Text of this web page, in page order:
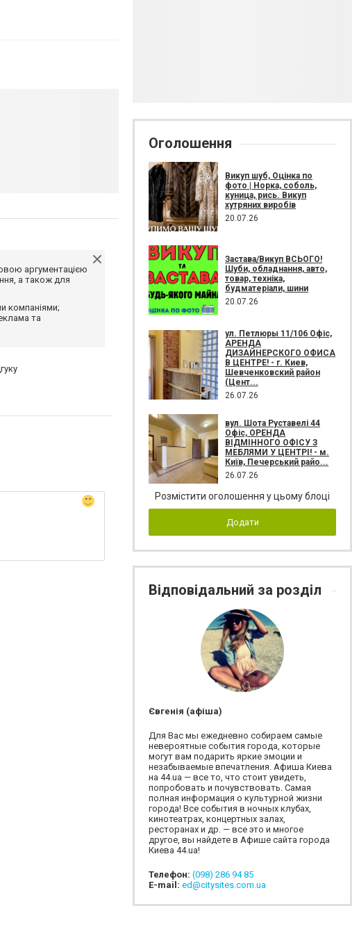
аргументацією
а також для
компаніями;
та
Оголошення
Викуп шуб, Оцінка по
фото | Норка, соболь,
куница, рись. Викуп
хутряних виробів
20.07.26
Застава/Викуп ВСЬОГО!
Шуби, обладнання, авто,
товар, техніка,
будматеріали, шини
20.07.26
ул. Петлюры 11/106 Офіс,
АРЕНДА
ДИЗАЙНЕРСКОГО ОФИСА
В ЦЕНТРЕ! - г. Киев,
Шевченковский район
(Цент...
26.07.26
вул. Шота Руставелі 44
Офіс, ОРЕНДА
ВІДМІННОГО ОФІСУ З
МЕБЛЯМИ У ЦЕНТРІ! - м.
Київ, Печерський райо...
26.07.26
Розмістити оголошення у цьому блоці
Додати
Відповідальний за розділ
Євгенія (афіша)
Для Вас мы ежедневно собираем самые
невероятные события города, которые
могут вам подарить яркие эмоции и
незабываемые впечатления. Афиша Киева
на 44.ua — все то, что стоит увидеть,
попробовать и почувствовать. Самая
полная информация о культурной жизни
города! Все события в ночных клубах,
кинотеатрах, концертных залах,
ресторанах и др. — все это и многое
другое, вы найдете в Афише сайта города
Киева 44.ua!
Телефон: (098) 286 94 85
E-mail: ed@citysites.com.ua